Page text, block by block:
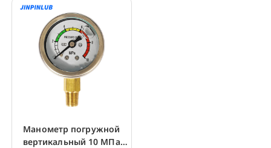
Манометр погружной
вертикальный 10 МПа